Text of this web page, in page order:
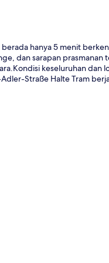
hanya 5 menit
dan sarapan prasmanan
keseluruhan dan
Straße Halte Tram